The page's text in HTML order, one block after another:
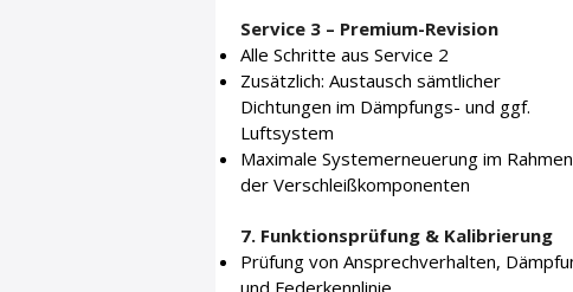
Service 3 – Premium-Revision
Alle Schritte aus Service 2
Zusätzlich: Austausch sämtlicher
Dichtungen im Dämpfungs- und ggf.
Luftsystem
Maximale Systemerneuerung im Rahmen
der Verschleißkomponenten
7. Funktionsprüfung & Kalibrierung
Prüfung von Ansprechverhalten,
und Federkennlinie